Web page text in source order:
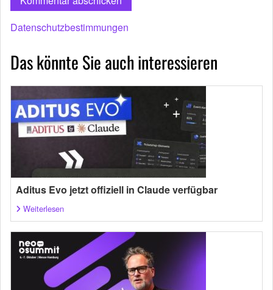
Datenschutzbestimmungen
Das könnte Sie auch interessieren
Aditus Evo jetzt offiziell in Claude verfügbar
Weiterlesen